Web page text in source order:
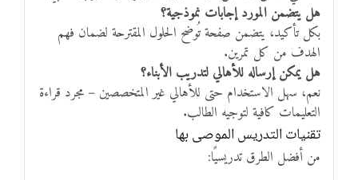
هل يتضمن المورد إجابات نموذجية؟
بكل تأكيد، يتضمن صفحة تُوضح الحلول المقترحة لضمان فهم
الهدف من كل تمرين.
هل يمكن إرساله للأهالي لتدريب الأبناء؟
نعم، سهل الاستخدام حتى للأهالي غير المتخصصين – مجرد قراءة
التعليمات كافية لتوجيه الطالب.
تقنيات التدريس الموصى بها
من أفضل الطرق تدريسيًا: